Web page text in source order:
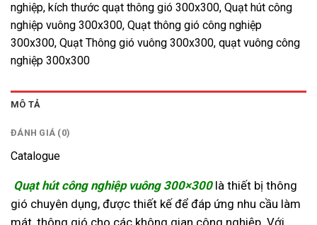
nghiệp, kích thước quạt thông gió 300x300, Quạt hút công
nghiệp vuông 300x300, Quạt thông gió công nghiệp
300x300, Quạt Thông gió vuông 300x300, quạt vuông công
nghiệp 300x300
MÔ TẢ
ĐÁNH GIÁ (0)
Catalogue
Quạt hút công nghiệp vuông 300×300là thiết bị thông
gió chuyên dụng, được thiết kế để đáp ứng nhu cầu làm